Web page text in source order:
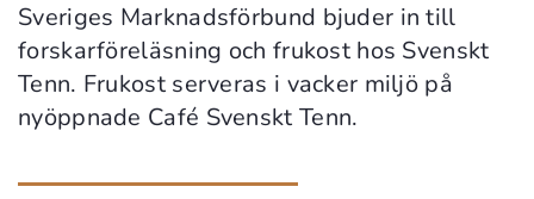
Sveriges Marknadsförbund bjuder in till
forskarföreläsning och frukost hos Svenskt
Tenn. Frukost serveras i vacker miljö på
nyöppnade Café Svenskt Tenn.